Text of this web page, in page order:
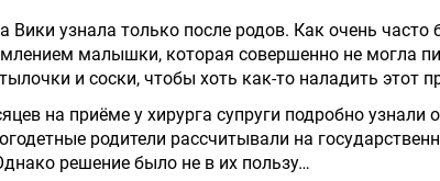
Вики узнала только после родов. Как очень
малышки, которая совершенно не могла
и соски, чтобы хоть как-то наладить этот
на приёме у хирурга супруги подробно
родители рассчитывали на
решение было не в их пользу…